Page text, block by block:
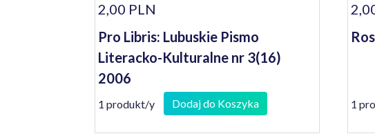
2,00 PLN
Pro Libris: Lubuskie Pismo
Literacko-Kulturalne nr 3(16)
2006
1 produkt/y Dodaj do Koszyka 1